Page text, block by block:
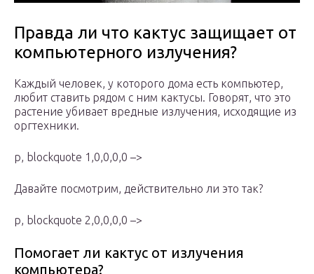
Правда ли что кактус защищает от
компьютерного излучения?
Каждый человек, у которого дома есть компьютер,
любит ставить рядом с ним кактусы. Говорят, что это
растение убивает вредные излучения, исходящие из
оргтехники.
p, blockquote 1,0,0,0,0 –>
Давайте посмотрим, действительно ли это так?
p, blockquote 2,0,0,0,0 –>
Помогает ли кактус от излучения
компьютера?